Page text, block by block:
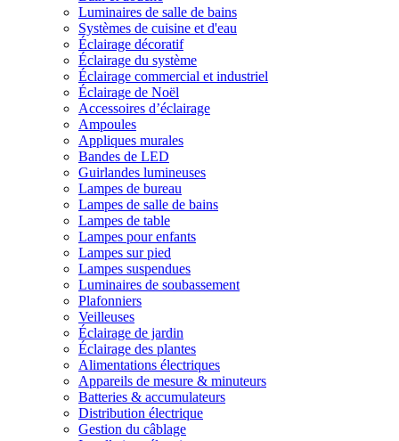
Luminaires de salle de bains
Systèmes de cuisine et d'eau
Éclairage décoratif
Éclairage du système
Éclairage commercial et industriel
Éclairage de Noël
Accessoires d’éclairage
Ampoules
Appliques murales
Bandes de LED
Guirlandes lumineuses
Lampes de bureau
Lampes de salle de bains
Lampes de table
Lampes pour enfants
Lampes sur pied
Lampes suspendues
Luminaires de soubassement
Plafonniers
Veilleuses
Éclairage de jardin
Éclairage des plantes
Alimentations électriques
Appareils de mesure & minuteurs
Batteries & accumulateurs
Distribution électrique
Gestion du câblage